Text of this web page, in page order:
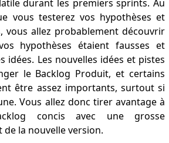
durant les premiers sprints. Au
vous testerez vos hypothèses et
vous allez probablement découvrir
hypothèses étaient fausses et
idées. Les nouvelles idées et pistes
le Backlog Produit, et certains
être assez importants, surtout si
Vous allez donc tirer avantage à
concis avec une grosse
la nouvelle version.